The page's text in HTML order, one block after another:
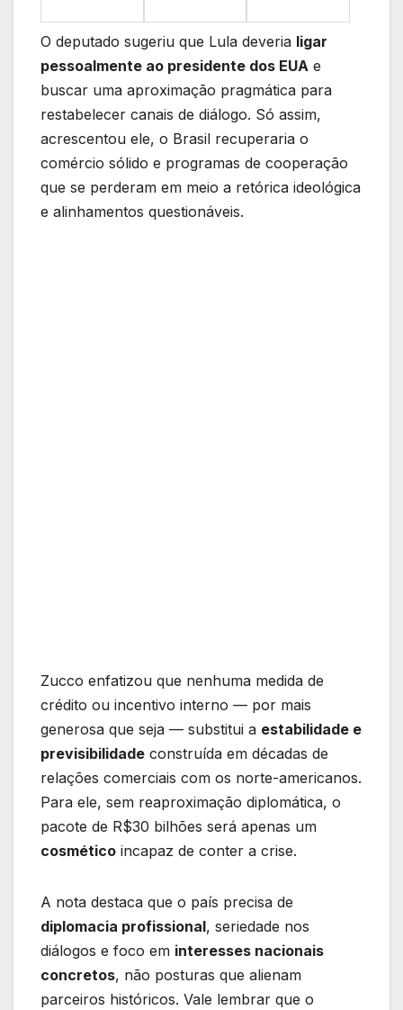
O deputado sugeriu que Lula deveria ligar
pessoalmente ao presidente dos EUA e
buscar uma aproximação pragmática para
restabelecer canais de diálogo. Só assim,
acrescentou ele, o Brasil recuperaria o
comércio sólido e programas de cooperação
que se perderam em meio a retórica ideológica
e alinhamentos questionáveis.
Zucco enfatizou que nenhuma medida de
crédito ou incentivo interno — por mais
generosa que seja — substitui a estabilidade e
previsibilidade construída em décadas de
relações comerciais com os norte-americanos.
Para ele, sem reaproximação diplomática, o
pacote de R$30 bilhões será apenas um
cosmético incapaz de conter a crise.
A nota destaca que o país precisa de
diplomacia profissional, seriedade nos
diálogos e foco em interesses nacionais
concretos, não posturas que alienam
parceiros históricos. Vale lembrar que o